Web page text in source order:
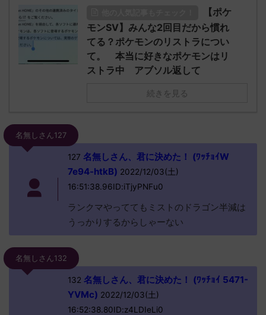
【ポケ
モンSV】みんな2回目だから慣れ
てる？ポケモンのリストラについ
て。 本当に好きなポケモンはリ
ストラ中 アブソル返して
続きを見る
名無しさん127
127 名無しさん、君に決めた！ (ﾜｯﾁｮｲW
7e94-htkB) 2022/12/03(土)
16:51:38.96ID:iTjyPNFu0
ランクマやっててもミストのドラゴン半減は
うっかりするからしゃーない
名無しさん132
132 名無しさん、君に決めた！ (ﾜｯﾁｮｲ 5471-
YVMc) 2022/12/03(土)
16:52:38.80ID:z4LDIeLi0